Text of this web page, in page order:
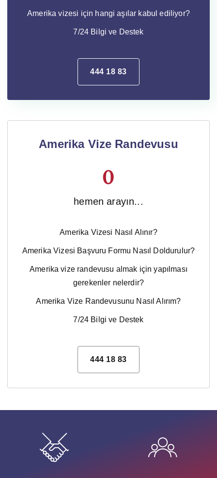
Amerika vizesi için hangi aşılar kabul ediliyor?
7/24 Bilgi ve Destek
444 18 83
Amerika Vize Randevusu
hemen arayın...
0
Amerika Vizesi Nasıl Alınır?
Amerika Vizesi Başvuru Formu Nasıl Doldurulur?
Amerika vize randevusu almak için yapılması
gerekenler nelerdir?
Amerika Vize Randevusunu Nasıl Alırım?
7/24 Bilgi ve Destek
444 18 83